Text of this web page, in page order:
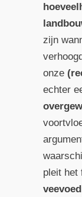
zijn
onze
echter
pleit het